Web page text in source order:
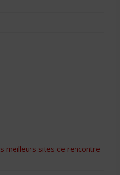
meilleurs sites de rencontre